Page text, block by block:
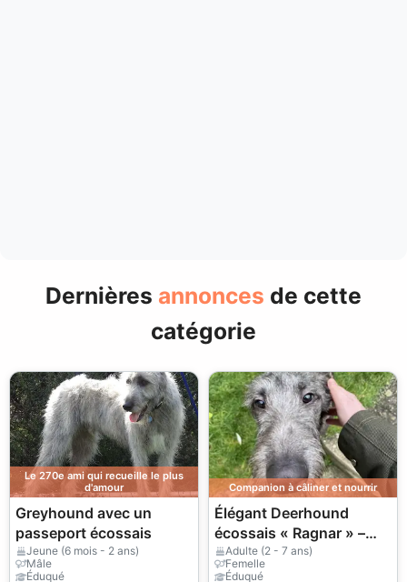
Dernières annonces de cette
catégorie
Le 270e ami qui recueille le plus
d'amour
Greyhound avec un
passeport écossais
Jeune (6 mois - 2 ans)
Mâle
Éduqué
Companion à câliner et nourrir
Élégant Deerhound
écossais « Ragnar » –
Cherche une famille pour
la vie
Adulte (2 - 7 ans)
Femelle
Éduqué